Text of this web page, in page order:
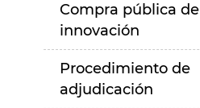
Compra pública de
innovación
Procedimiento de
adjudicación